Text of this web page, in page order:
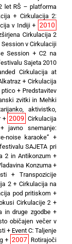
let RŠ – platforma
+ Cirkulacija 2:
v Indiji+ 2010
Cirkulacija 2
v Cirkulaciji
Session +C2 na
Sajeta 2010
Cirkulacija at
+ Cirkulacija
ptico+ Predstavitev
zvitki in Mehki
aktivistko,
+ 2009 Cirkulacija
javno snemanje:
noise karaoke” +
SAJETA pri
2 in Antikonzum+
Konzuma+
+Transpozicije
2+ Cirkulacija na
pod pritiskom +
Cirkulacije 2 +
in druge zgodbe+
običajen večer v
+ Event C: Taljenje
+ 2007 Rotirajoči